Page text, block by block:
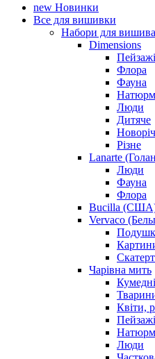
new Новинки
Все для вишивки
Набори для
Dimensions
Пейзажі
Флора
Фауна
Люди
Дитяче
Різне
Lanarte
Люди
Фауна
Флора
Bucilla
Vervaco
Чарiвна мить
Квіти,
Пейзажі
Люди